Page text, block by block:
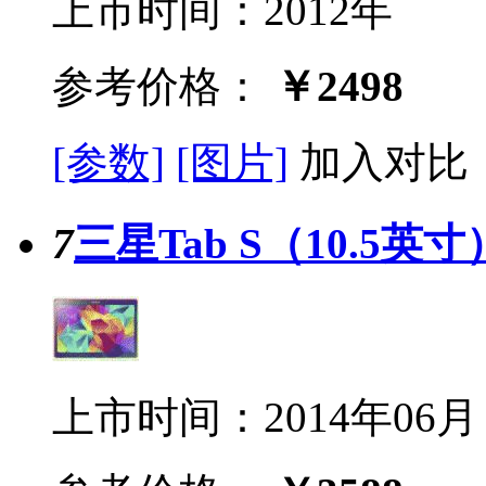
上市时间：2012年
参考价格：
￥2498
[参数] [图片] 加入对比
7三星Tab S（10.5英寸
上市时间：2014年06月